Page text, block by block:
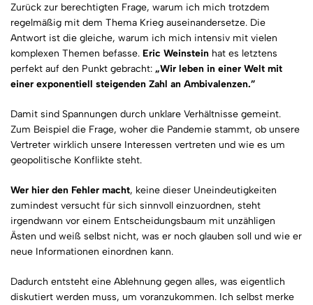
Zurück zur berechtigten Frage, warum ich mich trotzdem
regelmäßig mit dem Thema Krieg auseinandersetze. Die
Antwort ist die gleiche, warum ich mich intensiv mit vielen
komplexen Themen befasse. Eric Weinstein hat es letztens
perfekt auf den Punkt gebracht: „Wir leben in einer Welt mit
einer exponentiell steigenden Zahl an Ambivalenzen.”
Damit sind Spannungen durch unklare Verhältnisse gemeint.
Zum Beispiel die Frage, woher die Pandemie stammt, ob unsere
Vertreter wirklich unsere Interessen vertreten und wie es um
geopolitische Konflikte steht.
Wer hier den Fehler macht, keine dieser Uneindeutigkeiten
zumindest versucht für sich sinnvoll einzuordnen, steht
irgendwann vor einem Entscheidungsbaum mit unzähligen
Ästen und weiß selbst nicht, was er noch glauben soll und wie er
neue Informationen einordnen kann.
Dadurch entsteht eine Ablehnung gegen alles, was eigentlich
diskutiert werden muss, um voranzukommen. Ich selbst merke